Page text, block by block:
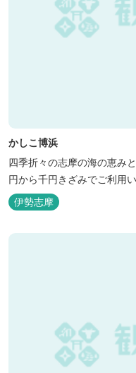
かしこ博浜
四季折々の志摩の海の恵み
円から千円きざみでご利用い
伊勢志摩